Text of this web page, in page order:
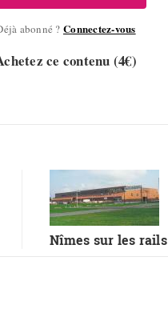
abonné ? Connectez-vous
ce contenu (4€)
Nîmes sur les rails